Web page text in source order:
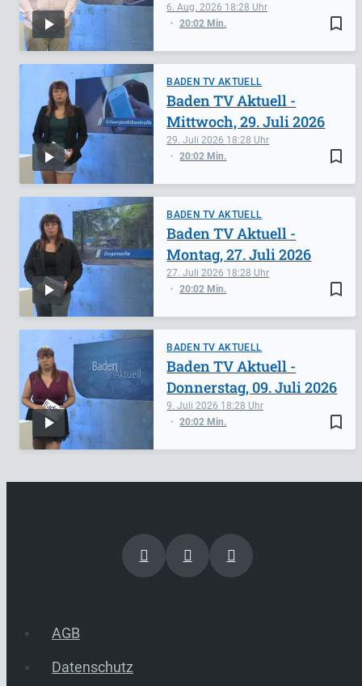
bookmark_border
6. Aug. 2026 18:28
20:02 Min.
BADEN TV AKTUELL
bookmark_border
29. Juli 2026 18:28
20:02 Min.
Baden TV Aktuell -
Mittwoch, 29. Juli 2026
BADEN TV AKTUELL
bookmark_border
27. Juli 2026 18:28
20:02 Min.
Baden TV Aktuell -
Montag, 27. Juli 2026
BADEN TV AKTUELL
bookmark_border
9. Juli 2026 18:28
20:02 Min.
Baden TV Aktuell -
Donnerstag, 09. Juli 2026
AGB
Datenschutz